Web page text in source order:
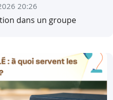
20:26
dans un groupe